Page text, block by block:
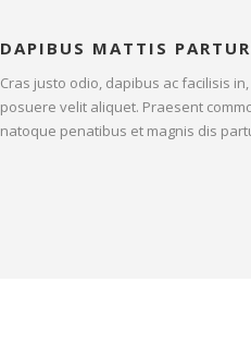
DAPIBUS MATTIS
Cras justo odio, dapibus ac facilisis
posuere velit aliquet. Praesent
natoque penatibus et magnis dis